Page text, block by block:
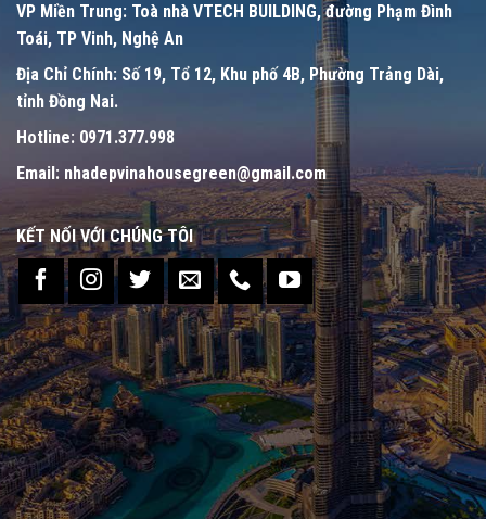
VP Miền Trung: Toà nhà VTECH BUILDING, đường Phạm Đình
Toái, TP Vinh, Nghệ An
Địa Chỉ Chính: Số 19, Tổ 12, Khu phố 4B, Phường Trảng Dài,
tỉnh Đồng Nai.
Hotline: 0971.377.998
Email: nhadepvinahousegreen@gmail.com
KẾT NỐI VỚI CHÚNG TÔI